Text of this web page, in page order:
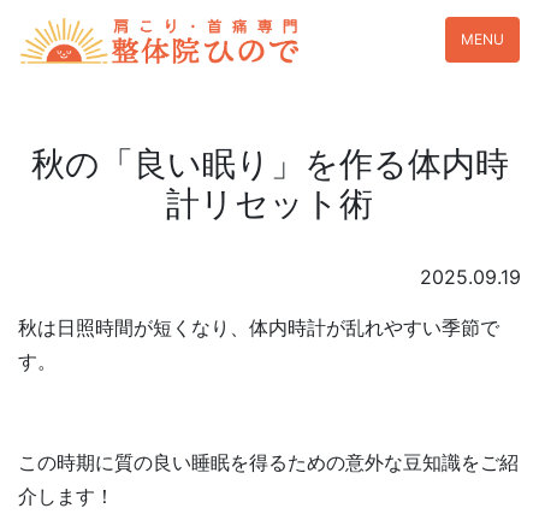
MENU
秋の「良い眠り」を作る体内時
計リセット術
2025.09.19
秋は日照時間が短くなり、体内時計が乱れやすい季節で
す。
この時期に質の良い睡眠を得るための意外な豆知識をご紹
介します！